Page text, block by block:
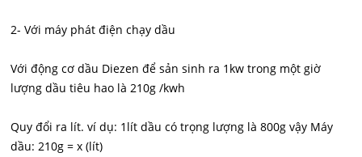
2- Với máy phát điện chạy dầu
Với động cơ dầu Diezen để sản sinh ra 1kw trong một giờ
lượng dầu tiêu hao là 210g /kwh
Quy đổi ra lít. ví dụ: 1lít dầu có trọng lượng là 800g vậy Máy
dầu: 210g = x (lít)